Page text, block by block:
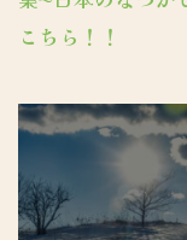
こちら！！